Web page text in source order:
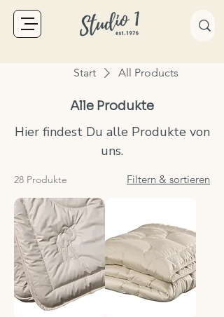
Start All Products
Alle Produkte
Hier findest Du alle Produkte von
uns.
28 Produkte Filtern & sortieren